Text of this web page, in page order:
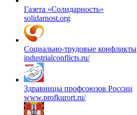
Газета «Солидарность»
solidarnost.org
Социально-трудовые конфликты
industrialconflicts.ru/
Здравницы профсоюзов России
www.profkurort.ru/